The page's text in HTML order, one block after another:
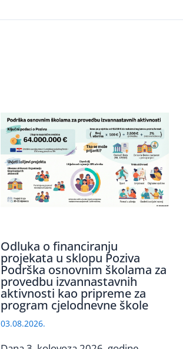
Odluka o financiranju
projekata u sklopu Poziva
Podrška osnovnim školama za
provedbu izvannastavnih
aktivnosti kao pripreme za
program cjelodnevne škole
03.08.2026.